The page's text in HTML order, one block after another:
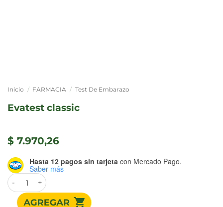
Inicio / FARMACIA / Test De Embarazo
evatest classic
$ 7.970,26
Hasta 12 pagos sin tarjeta con Mercado Pago.
Saber más
EVATEST CLASSIC cantidad